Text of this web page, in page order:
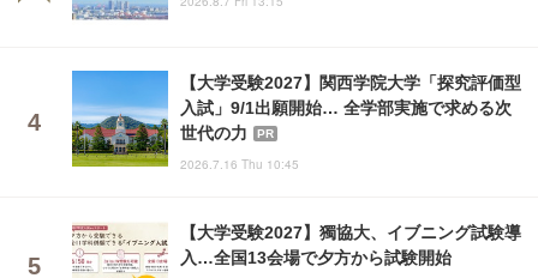
【大学受験2027】関西学院大学「探究評価型
入試」9/1出願開始… 全学部実施で求める次
世代の力
PR
2026.7.16 Thu 10:45
【大学受験2027】獨協大、イブニング試験導
入…全国13会場で夕方から試験開始